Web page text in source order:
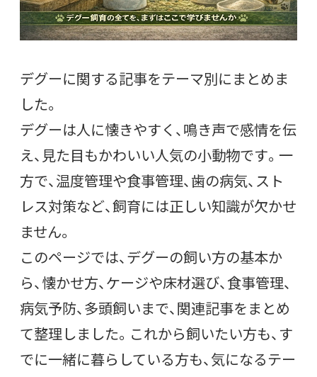
デグーに関する記事をテーマ別にまとめま
した。
デグーは人に懐きやすく、鳴き声で感情を伝
え、見た目もかわいい人気の小動物です。一
方で、温度管理や食事管理、歯の病気、スト
レス対策など、飼育には正しい知識が欠かせ
ません。
このページでは、デグーの飼い方の基本か
ら、懐かせ方、ケージや床材選び、食事管理、
病気予防、多頭飼いまで、関連記事をまとめ
て整理しました。これから飼いたい方も、す
でに一緒に暮らしている方も、気になるテー